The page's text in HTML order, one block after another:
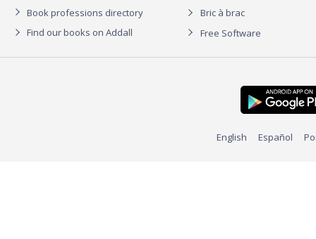
Book professions directory
Find our books on Addall
Bric à brac
Free Software
English Español